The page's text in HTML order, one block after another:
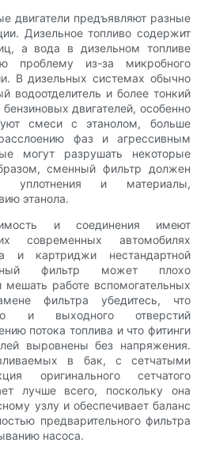
двигатели предъявляют разные
Дизельное топливо содержит
а вода в дизельном топливе
проблему из-за микробного
В дизельных системах обычно
водоотделитель и более тонкий
двигателей, особенно
смеси с этанолом, больше
фаз и агрессивным
могут разрушать некоторые
сменный фильтр должен
уплотнения и материалы,
этанола.
и соединения имеют
современных автомобилях
и картриджи нестандартной
фильтр может плохо
мешать работе вспомогательных
фильтра убедитесь, что
и выходного отверстий
потока топлива и что фитинги
выровнены без напряжения.
в бак, с сетчатыми
оригинального сетчатого
лучше всего, поскольку она
узлу и обеспечивает баланс
предварительного фильтра
насоса.